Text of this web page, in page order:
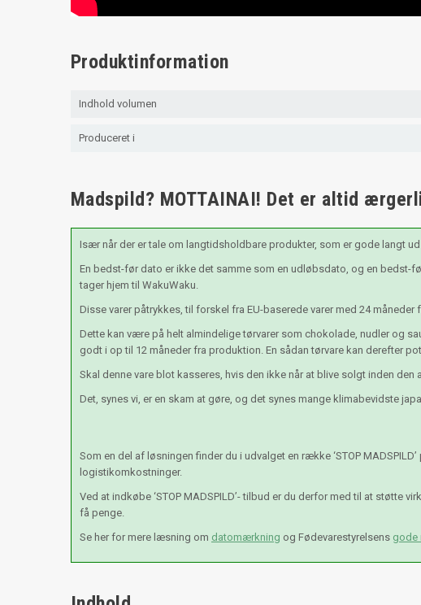
Produktinformation
Indhold volumen
Produceret i
Madspild? MOTTAINAI! Det er altid
Især når der er tale om langtidsholdbare produkter, som er gode langt
En bedst-før dato er ikke det samme som en udløbsdato, og en bedst-
tager hjem til WakuWaku.
Disse varer påtrykkes, til forskel fra EU-baserede varer med 24
Dette kan være på helt almindelige tørvarer som chokolade, nudler og
godt i op til 12 måneder fra produktion. En sådan tørvare kan derefter
Skal denne vare blot kasseres, hvis den ikke når at blive solgt inden den
Det, synes vi, er en skam at gøre, og det synes mange klimabevidste
Som en del af løsningen finder du i udvalget en række ‘STOP
logistikomkostninger.
Ved at indkøbe ‘STOP MADSPILD’- tilbud er du derfor med til at
få penge.
Se her for mere læsning om datomærkning og Fødevarestyrelsens gode